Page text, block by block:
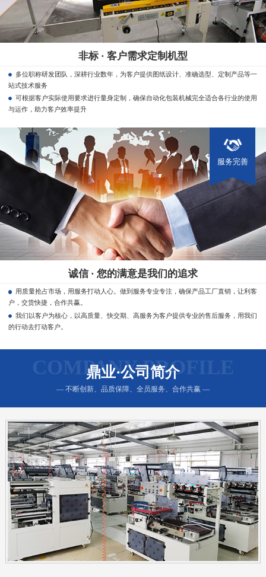
非标 · 客户需求定制机型
多位职称研发团队，深耕行业数年，为客户提供图纸设计、准确选型、定制产品等一
站式技术服务
可根据客户实际使用要求进行量身定制，确保自动化包装机械完全适合各行业的使用
与运作，助力客户效率提升
服务完善
诚信 · 您的满意是我们的追求
用质量抢占市场，用服务打动人心。做到服务专业专注，确保产品工厂直销，让利客
户，交货快捷，合作共赢。
我们以客户为核心，以高质量、快交期、高服务为客户提供专业的售后服务，用我们
的行动去打动客户。
COMPANY PROFILE
鼎业·公司简介
— 不断创新、品质保障、全员服务、合作共赢 —